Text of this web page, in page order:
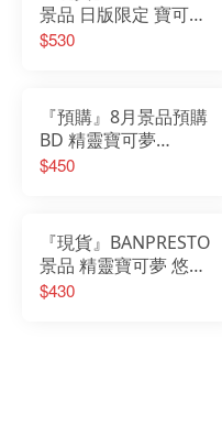
景品 日版限定 寶可夢
大師EX PANEL
$530
『預購』8月景品預購
BD 精靈寶可夢
SOFVIMATES 超夢
$450
『現貨』BANPRESTO
景品 精靈寶可夢 悠閒
時光 休息時光 可達鴨
$430